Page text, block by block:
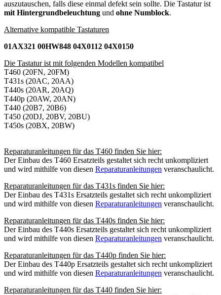
auszutauschen, falls diese einmal defekt sein sollte. Die Tastatur ist
mit Hintergrundbeleuchtung und ohne Numblock.
Alternative kompatible Tastaturen
01AX321 00HW848 04X0112 04X0150
Die Tastatur ist mit folgenden Modellen kompatibel
T460 (20FN, 20FM)
T431s (20AC, 20AA)
T440s (20AR, 20AQ)
T440p (20AW, 20AN)
T440 (20B7, 20B6)
T450 (20DJ, 20BV, 20BU)
T450s (20BX, 20BW)
Reparaturanleitungen für das T460 finden Sie hier:
Der Einbau des T460 Ersatzteils gestaltet sich recht unkompliziert
und wird mithilfe von diesen Reparaturanleitungen veranschaulicht.
Reparaturanleitungen für das T431s finden Sie hier:
Der Einbau des T431s Ersatzteils gestaltet sich recht unkompliziert
und wird mithilfe von diesen Reparaturanleitungen veranschaulicht.
Reparaturanleitungen für das T440s finden Sie hier:
Der Einbau des T440s Ersatzteils gestaltet sich recht unkompliziert
und wird mithilfe von diesen Reparaturanleitungen veranschaulicht.
Reparaturanleitungen für das T440p finden Sie hier:
Der Einbau des T440p Ersatzteils gestaltet sich recht unkompliziert
und wird mithilfe von diesen Reparaturanleitungen veranschaulicht.
Reparaturanleitungen für das T440 finden Sie hier: